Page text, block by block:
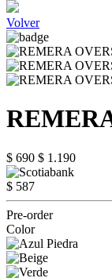
Volver
$ 690 $ 1.190
$ 587
Pre-order
Color